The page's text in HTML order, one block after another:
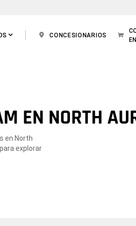
CONCESIONARIOS
EN NORTH
en North
explorar